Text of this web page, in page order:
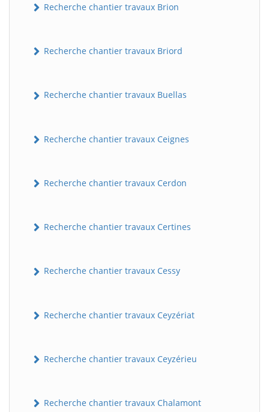
Recherche chantier travaux Brion
Recherche chantier travaux Briord
Recherche chantier travaux Buellas
Recherche chantier travaux Ceignes
Recherche chantier travaux Cerdon
Recherche chantier travaux Certines
Recherche chantier travaux Cessy
Recherche chantier travaux Ceyzériat
Recherche chantier travaux Ceyzérieu
Recherche chantier travaux Chalamont